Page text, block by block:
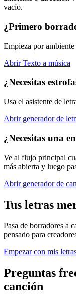
vacío.
¿Primero
Empieza por
Abrir Texto a música
¿Necesitas
Usa el asistente de
Abrir generador de
¿Necesitas una
Ve al flujo principal
más abierta y luego
Abrir generador de
Tus letras
Pasa de borradores a
pensado para
Empezar con mis letras
Preguntas
canción